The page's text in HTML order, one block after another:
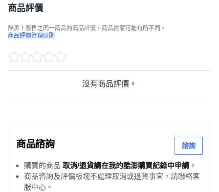
商品評價
酷澎上販售之同一商品的商品評價，商品賣家可能有所不同。
商品評價管理原則
沒有商品評價。
商品諮詢 諮詢
購買的商品 取消/退貨請在我的酷澎購買記錄中申請 。
商品咨詢及評價板塊不處理取消或退貨事宜，請聯絡客
服中心。